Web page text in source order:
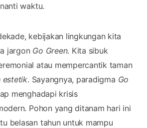
waktu.
kebijakan lingkungan kita
jargon Go Green. Kita sibuk
atau mempercantik taman
estetik. Sayangnya, paradigma Go
menghadapi krisis
Pohon yang ditanam hari ini
belasan tahun untuk mampu